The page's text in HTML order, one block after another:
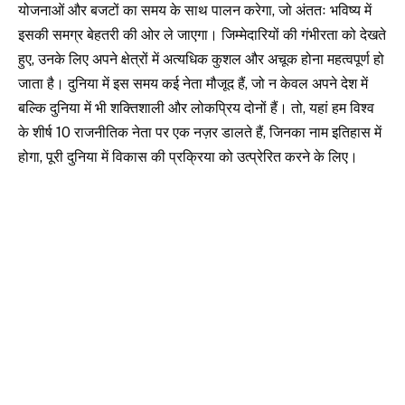
योजनाओं और बजटों का समय के साथ पालन करेगा, जो अंततः भविष्य में
इसकी समग्र बेहतरी की ओर ले जाएगा। जिम्मेदारियों की गंभीरता को देखते
हुए, उनके लिए अपने क्षेत्रों में अत्यधिक कुशल और अचूक होना महत्वपूर्ण हो
जाता है। दुनिया में इस समय कई नेता मौजूद हैं, जो न केवल अपने देश में
बल्कि दुनिया में भी शक्तिशाली और लोकप्रिय दोनों हैं। तो, यहां हम विश्व
के शीर्ष 10 राजनीतिक नेता पर एक नज़र डालते हैं, जिनका नाम इतिहास में
होगा, पूरी दुनिया में विकास की प्रक्रिया को उत्प्रेरित करने के लिए।